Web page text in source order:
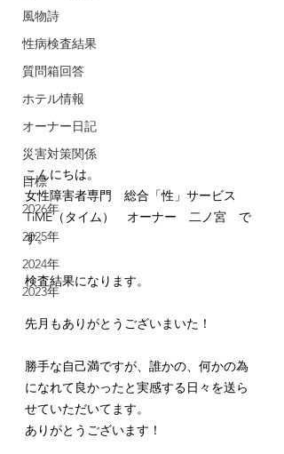
風物詩
性病検査結果
質問箱回答
ホテル情報
オーナー日記
災害対策関係
目標
2026年
2025年
2024年
2023年
こんにちは。
女性障害者専門　総合「性」サービス
TiME（タイム）　オーナー　二ノ宮　で
す。
検査結果になります。
先月もありがとうございまいた！
勝手な自己満ですが、誰かの、何かの為
になれて良かったと実感する日々を送ら
せていただいてます。
ありがとうございます！